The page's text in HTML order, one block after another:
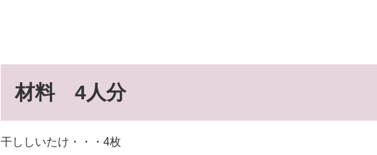
材料 4人分
干ししいたけ・・・4枚